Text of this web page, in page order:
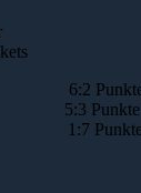
Niners
Monster
Baskets
5:3 Punkte